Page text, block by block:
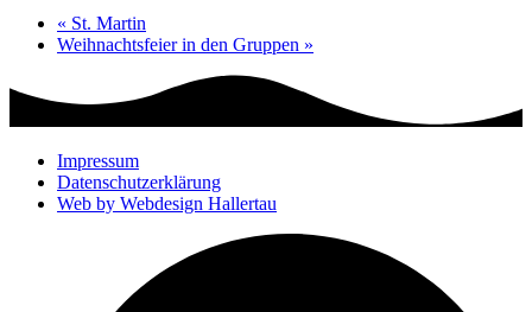
« St. Martin
Weihnachtsfeier in den Gruppen »
Impressum
Datenschutzerklärung
Web by Webdesign Hallertau